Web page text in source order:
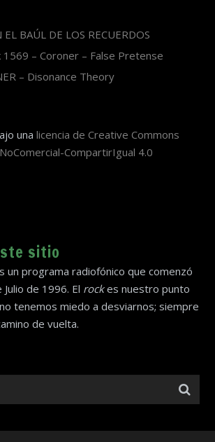
EL BAÚL DE LOS RECUERDOS
1569 – Coroner – False Pretense
– Disonance Theory
una licencia de Creative Commons
CompartirIgual 4.0
sitio
un programa radiofónico que comenzó
de 1996. El rockes nuestro punto
tenemos miedo a desviarnos; siempre
de vuelta.